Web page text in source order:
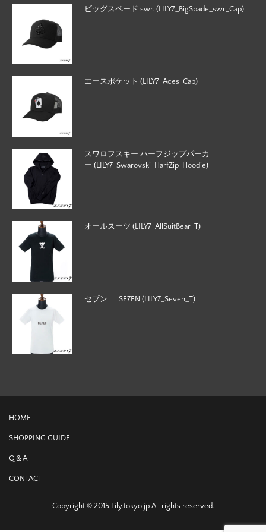
ビッグスペード swr. (LILY7_BigSpade_swr_Cap)
エースポケット (LILY7_Aces_Cap)
スワロフスキー ハーフジップパーカ
ー (LILY7_Swarovski_HarfZip_Hoodie)
オールスーツ (LILY7_AllSuitBear_T)
セブン ｜ SE7EN (LILY7_Seven_T)
HOME
SHOPPING GUIDE
Q＆A
CONTACT
Copyright © 2015 Lily.tokyo.jp All rights reserved.